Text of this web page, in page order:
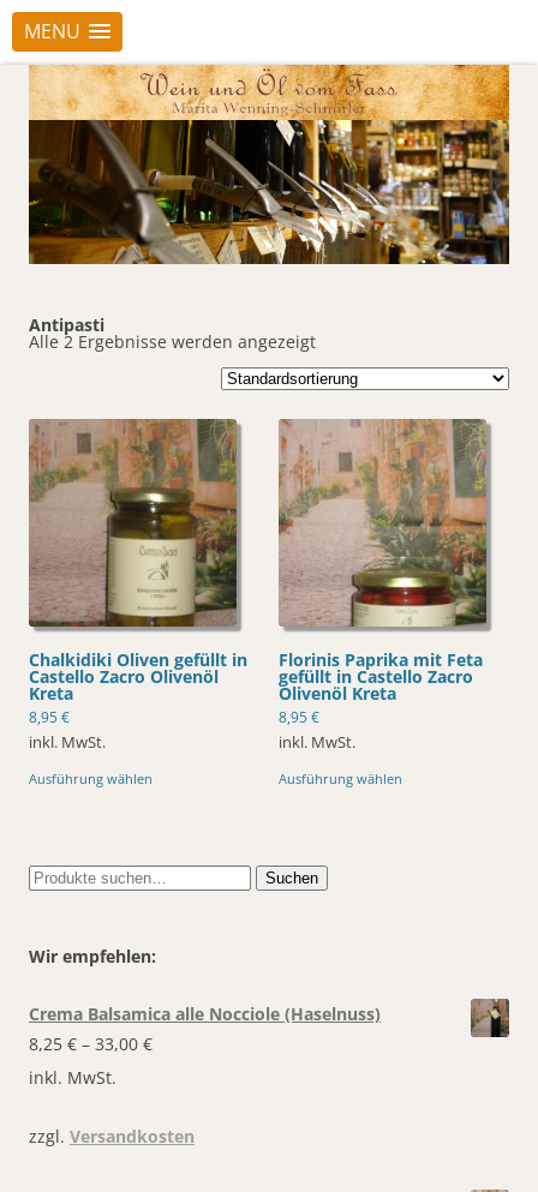
MENU
Antipasti
Alle 2 Ergebnisse werden angezeigt
Chalkidiki Oliven gefüllt in
Castello Zacro Olivenöl
Kreta
8,95€
inkl. MwSt.
Ausführung wählen
Die
Optionen
Produktseite
gewählt
Florinis Paprika mit Feta
gefüllt in Castello Zacro
Olivenöl Kreta
8,95€
inkl. MwSt.
Ausführung wählen
Suche
nach: Suchen
Wir empfehlen:
Crema Balsamica alle Nocciole (Haselnuss)
8,25 € – 33,00 €
inkl. MwSt.
zzgl. Versandkosten